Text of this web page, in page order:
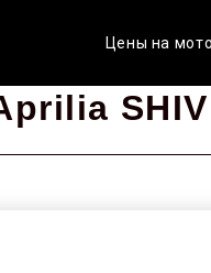
Цены на